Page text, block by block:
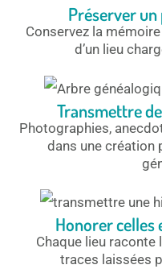
Préserver
Conservez la mémoire
d’un lieu
Transmettre
Photographies,
dans une création
Honorer celles
Chaque lieu
traces laissées